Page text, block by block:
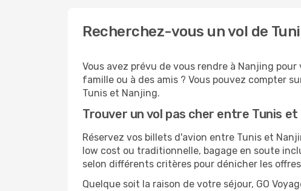
Recherchez-vous un vol de
Vous avez prévu de vous rendre à Nanjing
famille ou à des amis ? Vous pouvez compter
Tunis et Nanjing.
Trouver un vol pas cher entre Tunis et
Réservez vos billets d'avion entre Tunis et
low cost ou traditionnelle, bagage en soute
selon différents critères pour dénicher les
Quelque soit la raison de votre séjour, GO